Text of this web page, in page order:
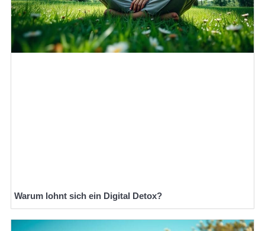
Warum lohnt sich ein Digital Detox?